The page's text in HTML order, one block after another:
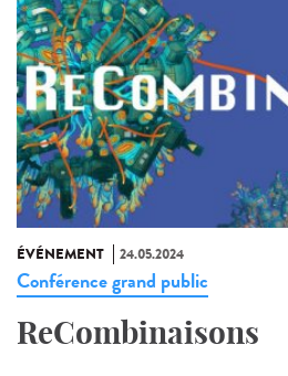
ÉVÉNEMENT 24.05.2024
Conférence grand public
ReCombinaisons